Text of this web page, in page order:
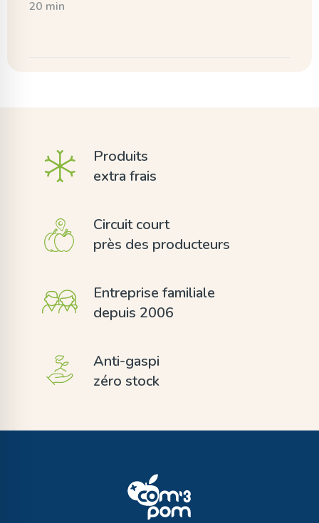
20 min
Produits
extra frais
Circuit court
près des producteurs
Entreprise familiale
depuis 2006
Anti-gaspi
zéro stock